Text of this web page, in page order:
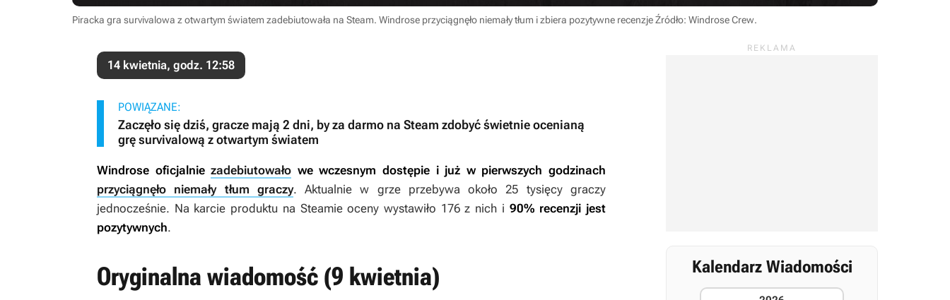
Piracka gra survivalowa z otwartym światem zadebiutowała na Steam. Windrose przyciągnęło niemały tłum i zbiera pozytywne recenzjeŹródło: Windrose Crew.
14 kwietnia, godz. 12:58
POWIĄZANE:
Zaczęło się dziś, gracze mają 2 dni, by za darmo na Steam zdobyć świetnie ocenianą
grę survivalową z otwartym światem
Windrose oficjalniezadebiutowało we wczesnym dostępie i już w pierwszych godzinach
przyciągnęło niemały tłum graczy. Aktualnie w grze przebywa około 25 tysięcy graczy
jednocześnie. Na karcie produktu na Steamie oceny wystawiło 176 z nich i 90% recenzji jest
pozytywnych.
Oryginalna wiadomość (9 kwietnia) Kalendarz Wiadomości